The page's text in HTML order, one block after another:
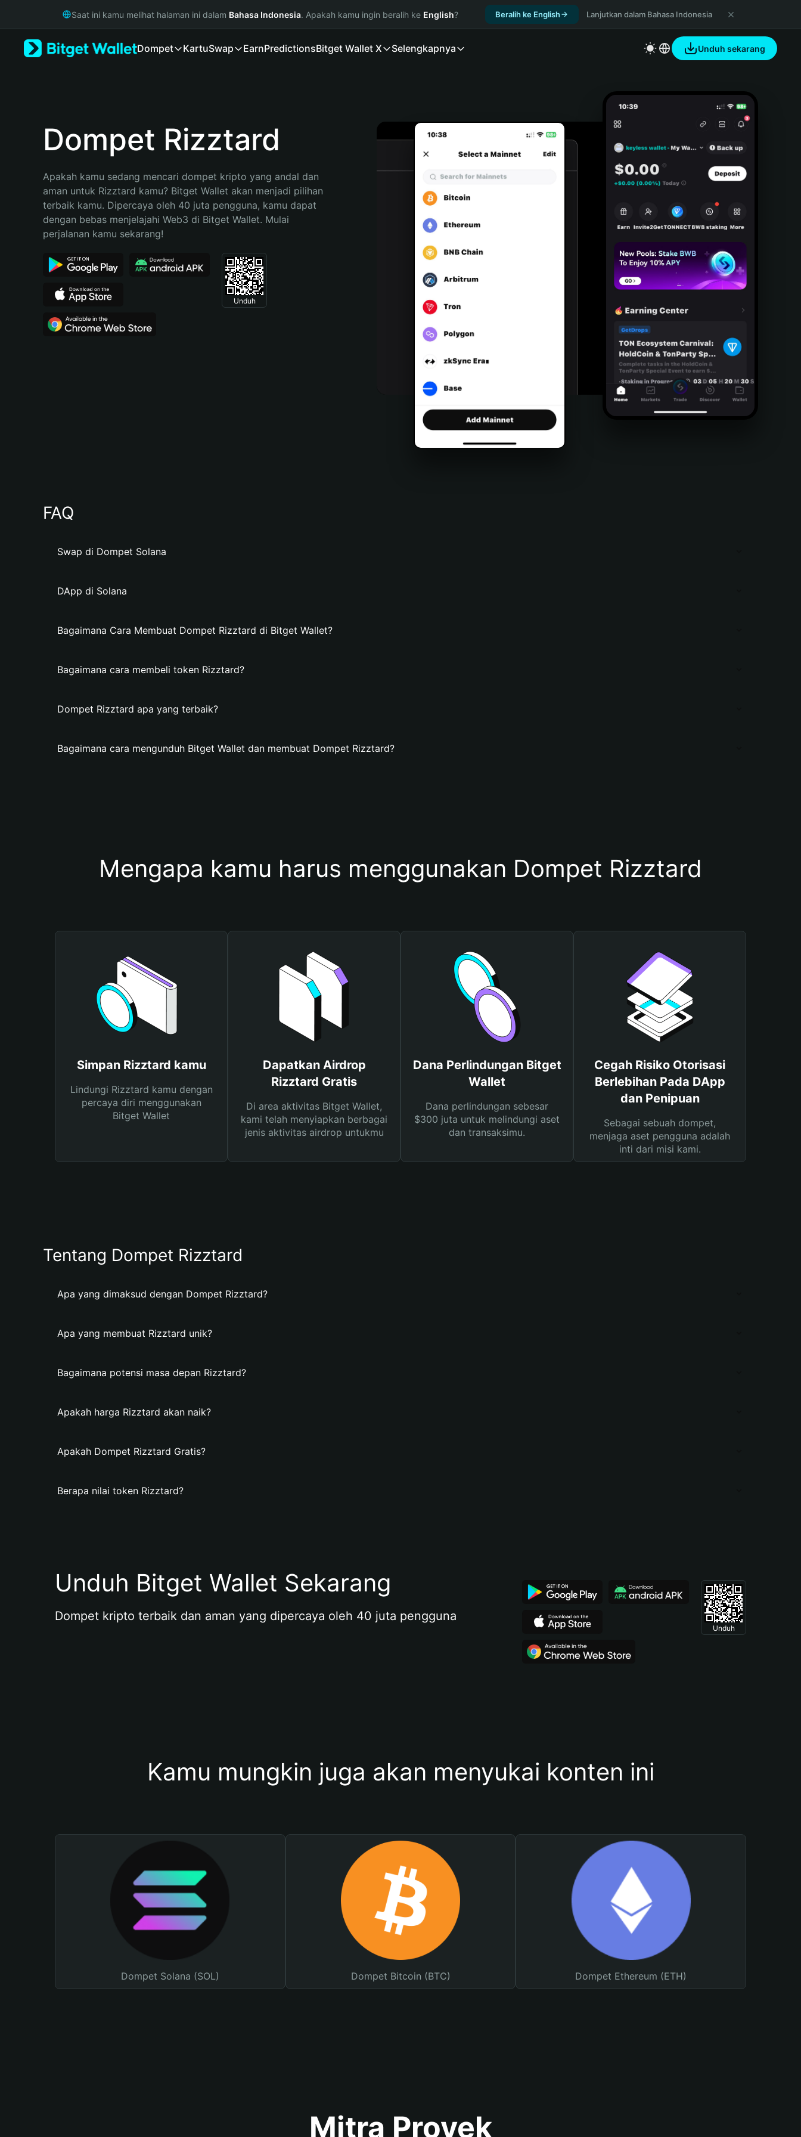
Русский
Bahasa Indonesia
Español (Argentina)
Saat ini kamu melihat halaman ini dalam Bahasa Indonesia. Apakah kamu ingin beralih ke English? Beralih ke English Lanjutkan dalam Bahasa Indonesia
Dompet KartuSwap EarnPredictionsBitget Wallet X Selengkapnya Unduh sekarang
Dompet Rizztard
Apakah kamu sedang mencari dompet kripto yang andal dan
aman untuk Rizztard kamu? Bitget Wallet akan menjadi pilihan
terbaik kamu. Dipercaya oleh 40 juta pengguna, kamu dapat
dengan bebas menjelajahi Web3 di Bitget Wallet. Mulai
perjalanan kamu sekarang!
Unduh
FAQ
Swap di Dompet Solana
DApp di Solana
Bagaimana Cara Membuat Dompet Rizztard di Bitget Wallet?
Bagaimana cara membeli token Rizztard?
Dompet Rizztard apa yang terbaik?
Bagaimana cara mengunduh Bitget Wallet dan membuat Dompet Rizztard?
Mengapa kamu harus menggunakan Dompet Rizztard
Simpan Rizztard kamu
Lindungi Rizztard kamu dengan
percaya diri menggunakan
Bitget Wallet
Dapatkan Airdrop
Rizztard Gratis
Di area aktivitas Bitget Wallet,
kami telah menyiapkan berbagai
jenis aktivitas airdrop untukmu
Dana Perlindungan Bitget
Wallet
Dana perlindungan sebesar
$300 juta untuk melindungi aset
dan transaksimu.
Cegah Risiko Otorisasi
Berlebihan Pada DApp
dan Penipuan
Sebagai sebuah dompet,
menjaga aset pengguna adalah
inti dari misi kami.
Tentang Dompet Rizztard
Apa yang dimaksud dengan Dompet Rizztard?
Apa yang membuat Rizztard unik?
Bagaimana potensi masa depan Rizztard?
Apakah harga Rizztard akan naik?
Apakah Dompet Rizztard Gratis?
Berapa nilai token Rizztard?
Unduh Bitget Wallet Sekarang
Dompet kripto terbaik dan aman yang dipercaya oleh 40 juta pengguna
Unduh
Kamu mungkin juga akan menyukai konten ini
Dompet Solana (SOL) Dompet Bitcoin (BTC) Dompet Ethereum (ETH)
Mitra Proyek